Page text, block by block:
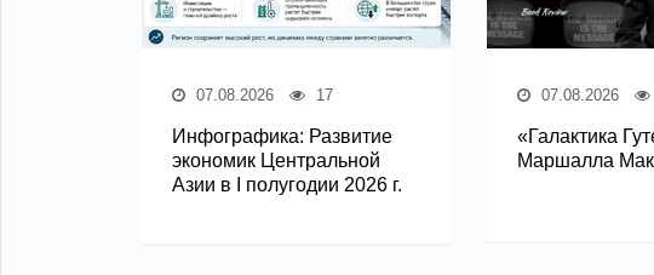
07.08.2026 17
Инфографика: Развитие
экономик Центральной
Азии в I полугодии 2026 г.
07.08.2026
«Галактика
Маршалла